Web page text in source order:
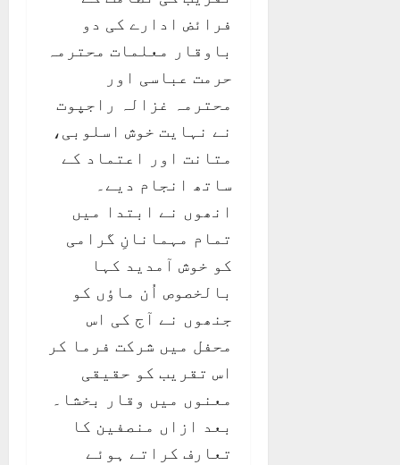
فرائض ادارے کی دو
باوقار معلمات محترمہ
حرمت عباسی اور
محترمہ غزالہ راجپوت
نے نہایت خوش اسلوبی،
متانت اور اعتماد کے
ساتھ انجام دیے۔
انھوں نے ابتدا میں
تمام مہمانانِ گرامی
کو خوش آمدید کہا
بالخصوص اُن ماؤں کو
جنھوں نے آج کی اس
محفل میں شرکت فرما کر
اس تقریب کو حقیقی
معنوں میں وقار بخشا۔
بعد ازاں منصفین کا
تعارف کراتے ہوئے